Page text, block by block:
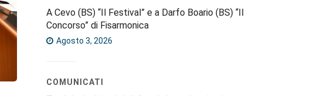
A Cevo (BS) “Il Festival” e a Darfo Boario (BS) “Il
Concorso” di Fisarmonica
Agosto 3, 2026
COMUNICATI